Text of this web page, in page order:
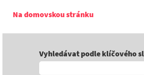
Na domovskou stránku
Vyhledávat podle klíčového